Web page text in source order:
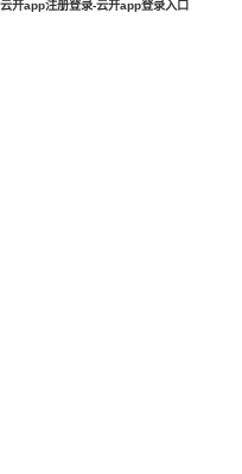
云开app注册登录-云开app登录入口